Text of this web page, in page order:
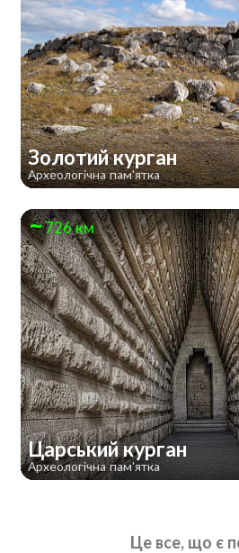
Золотий курган
Археологічна пам'ятка
726 км
Царський курган
Археологічна пам'ятка
Це все, що є